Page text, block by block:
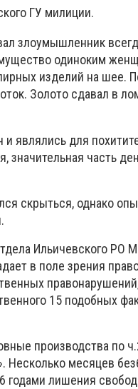
ГУ милиции.
злоумышленник
одиноким
изделий на шее.
Золото сдавал в
являлись для
часть
скрыться, однако
Ильичевского РО
в поле зрения
15 подобных
производства по
Несколько месяцев
годами лишения